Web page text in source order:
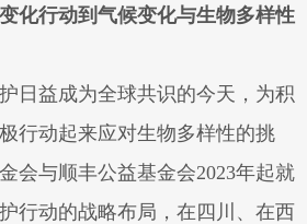
化行动到气候变化与生物多样性
日益成为全球共识的今天，为积
行动起来应对生物多样性的挑
会与顺丰公益基金会2023年起就
行动的战略布局，在四川、在西